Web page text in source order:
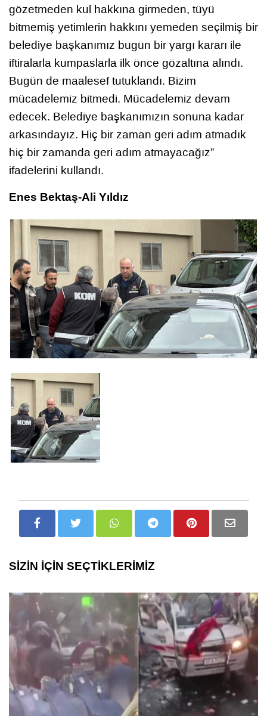
gözetmeden kul hakkına girmeden, tüyü
bitmemiş yetimlerin hakkını yemeden seçilmiş bir
belediye başkanımız bugün bir yargı kararı ile
iftiralarla kumpaslarla ilk önce gözaltına alındı.
Bugün de maalesef tutuklandı. Bizim
mücadelemiz bitmedi. Mücadelemiz devam
edecek. Belediye başkanımızın sonuna kadar
arkasındayız. Hiç bir zaman geri adım atmadık
hiç bir zamanda geri adım atmayacağız”
ifadelerini kullandı.
Enes Bektaş-Ali Yıldız
SİZİN İÇİN SEÇTİKLERİMİZ